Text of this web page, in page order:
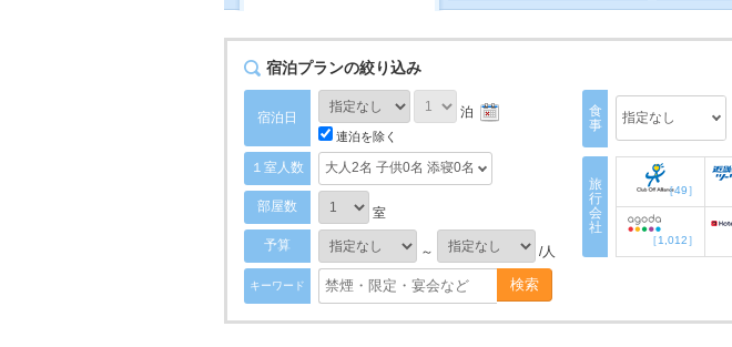
宿泊プランの絞り込み
宿泊日 泊
連泊を除く
１室人数 大人2名 子供0名 添寝0名
部屋数 室
予算 ～ /人
キーワード
食
事
指定なし
旅
行
会
社
［49］
［1,012］